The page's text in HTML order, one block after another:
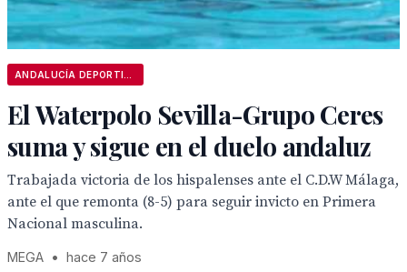
El Waterpolo Sevilla-Grupo Ceres
suma y sigue en el duelo andaluz
Trabajada victoria de los hispalenses ante el C.D.W Málaga,
ante el que remonta (8-5) para seguir invicto en Primera
Nacional masculina.
MEGA • hace 7 años